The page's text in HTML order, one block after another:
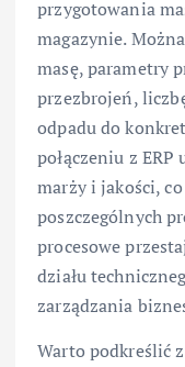
przygotowania
magazynie.
masę, parametry
przezbrojeń,
odpadu do
połączeniu z
marży i jakości,
poszczególnych
procesowe
działu
zarządzania
Warto podkreślić